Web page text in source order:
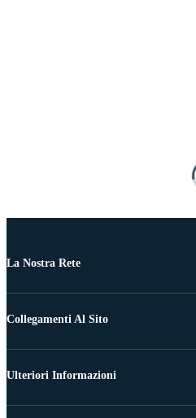
La Nostra Rete
Collegamenti Al Sito
Ulteriori Informazioni